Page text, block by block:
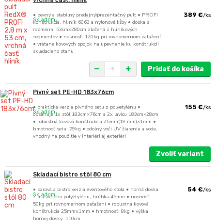
• pevný a stabilný predajný/prezentačný pult • PROFI
konštrukcia, hliník 6063 a nylonové kĺby • doska s
rozmermi 53cmx280cm zložená z hliníkových
segmentov • nosnosť: 120kg pri rovnomernom zaťažení
• vrátane kovových spojok na upevnenie ku konštrukcii
skladacieho stanu
389 €/ks
Skladom
Pridať do košíka
Pivný set PE-HD 183x76cm
• praktická verzia pivného setu z polyetylénu •
obsahuje 1x stôl 183cm×76cm a 2x lavicu 183cm×28cm
• robustná kovová konštrukcia 25mm(19 mm)×1mm •
hmotnosť setu: 29kg • odolný voči UV žiareniu a vode,
vhodný na použitie v interiéri aj exteriéri
155 €/ks
Skladom
Zvoliť variant
Skladací bistro stôl 80 cm
• barová a bistro verzia eventového stola • horná doska
z masívneho polyetylénu, hrúbka 45mm • nosnosť:
50kg pri rovnomernom zaťažení • robustná kovová
konštrukcia 25mmx1mm • hmotnosť: 8kg • výška
hornej dosky: 110cm
54 €/ks
Skladom